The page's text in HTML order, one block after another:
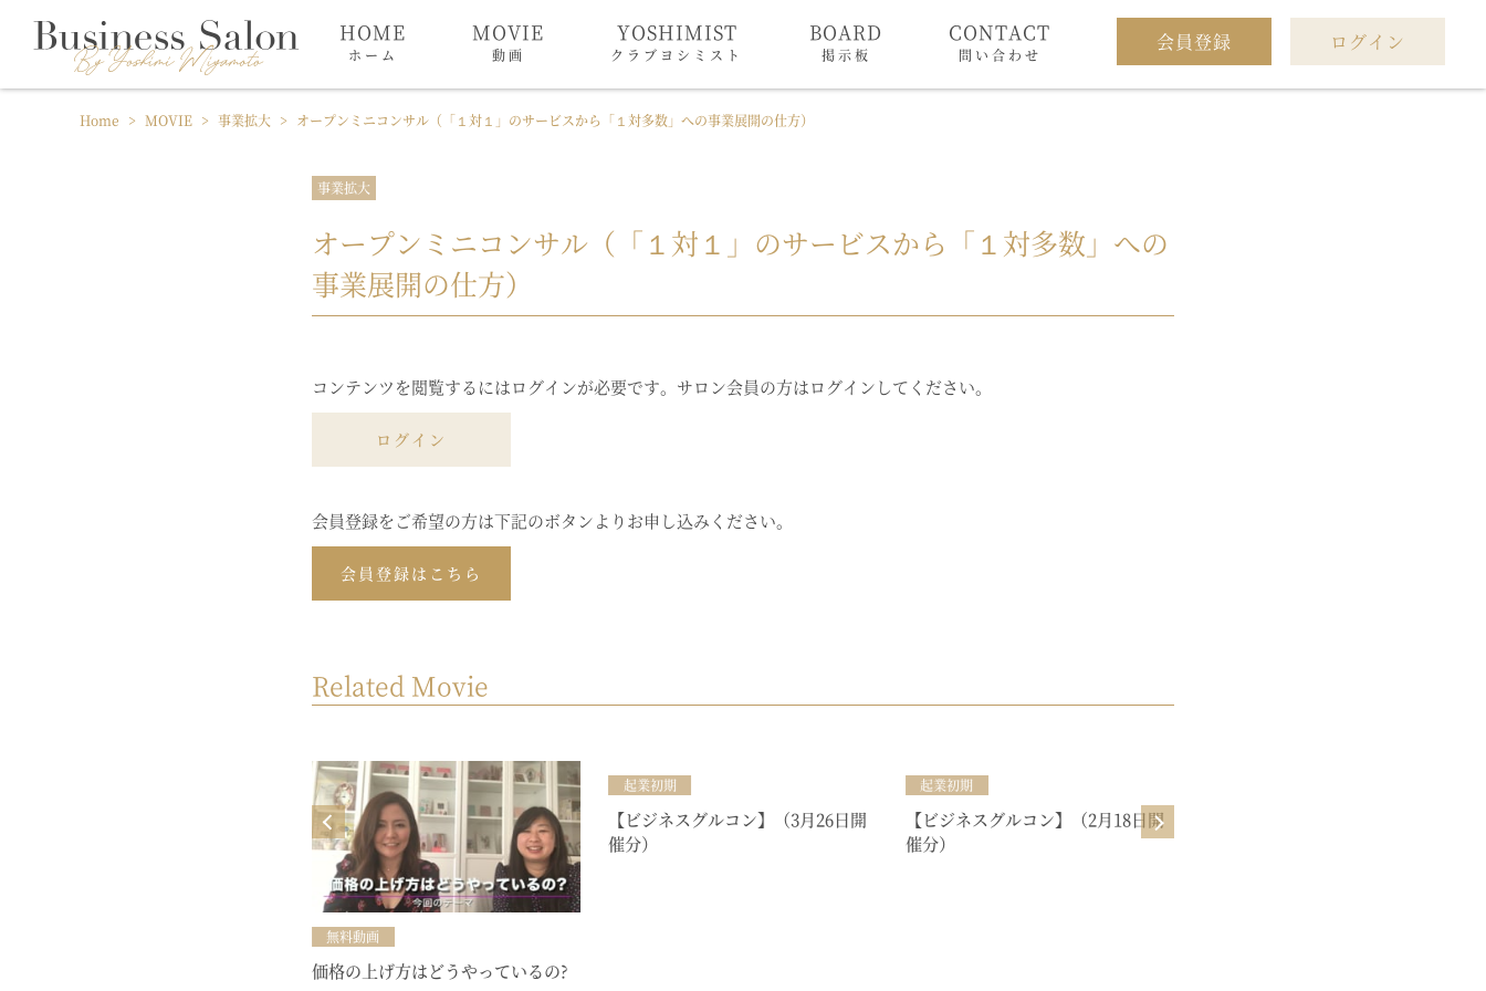
HOME
ホーム
MOVIE
動画
YOSHIMIST
クラブヨシミスト
BOARD
掲示板
CONTACT
問い合わせ
会員登録 ログイン
Home > MOVIE > 事業拡大 > オープンミニコンサル（「１対１」のサービスから「１対多数」への事業展開の仕方）
事業拡大
オープンミニコンサル（「１対１」のサービスから「１対多数」への
事業展開の仕方）
コンテンツを閲覧するにはログインが必要です。サロン会員の方はログインしてください。
ログイン
会員登録をご希望の方は下記のボタンよりお申し込みください。
会員登録はこちら
Related Movie
無料動画
価格の上げ方はどうやっているの?
起業初期
【ビジネスグルコン】（3月26日開
催分）
起業初期
【ビジネスグルコン】（2月18日開
催分）